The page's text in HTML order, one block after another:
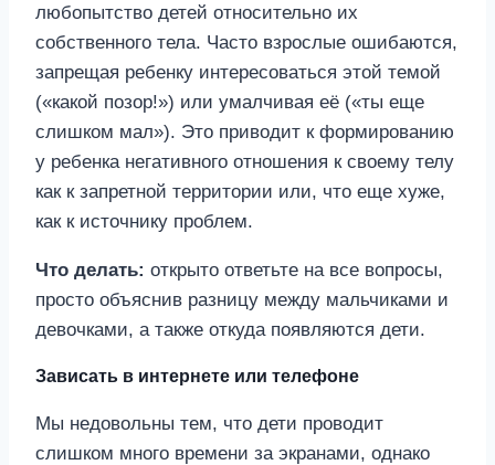
любопытство детей относительно их
собственного тела. Часто взрослые ошибаются,
запрещая ребенку интересоваться этой темой
(«какой позор!») или умалчивая её («ты еще
слишком мал»). Это приводит к формированию
у ребенка негативного отношения к своему телу
как к запретной территории или, что еще хуже,
как к источнику проблем.
Что делать: открыто ответьте на все вопросы,
просто объяснив разницу между мальчиками и
девочками, а также откуда появляются дети.
Зависать в интернете или телефоне
Мы недовольны тем, что дети проводит
слишком много времени за экранами, однако